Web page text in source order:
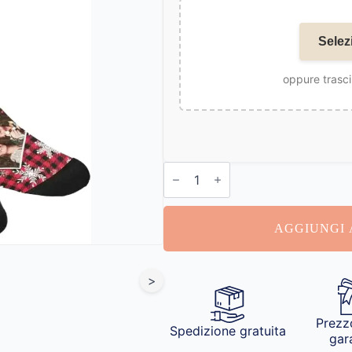
>
oppure
Calzini
Personalizzate
Natale
quantità
AGGIUNGI
Spedizione gratuita